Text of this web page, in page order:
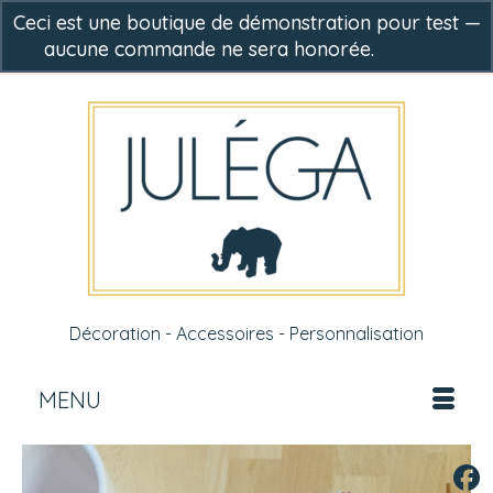
- 0,00€
Décoration - Accessoires - Personnalisation
MENU
Ceci est une boutique de démonstration pour test —
aucune commande ne sera honorée.